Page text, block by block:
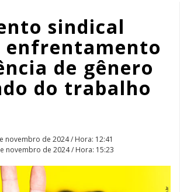
sindical
enfrentamento
de gênero
do trabalho
novembro de 2024 / Hora: 12:41
novembro de 2024 / Hora: 15:23